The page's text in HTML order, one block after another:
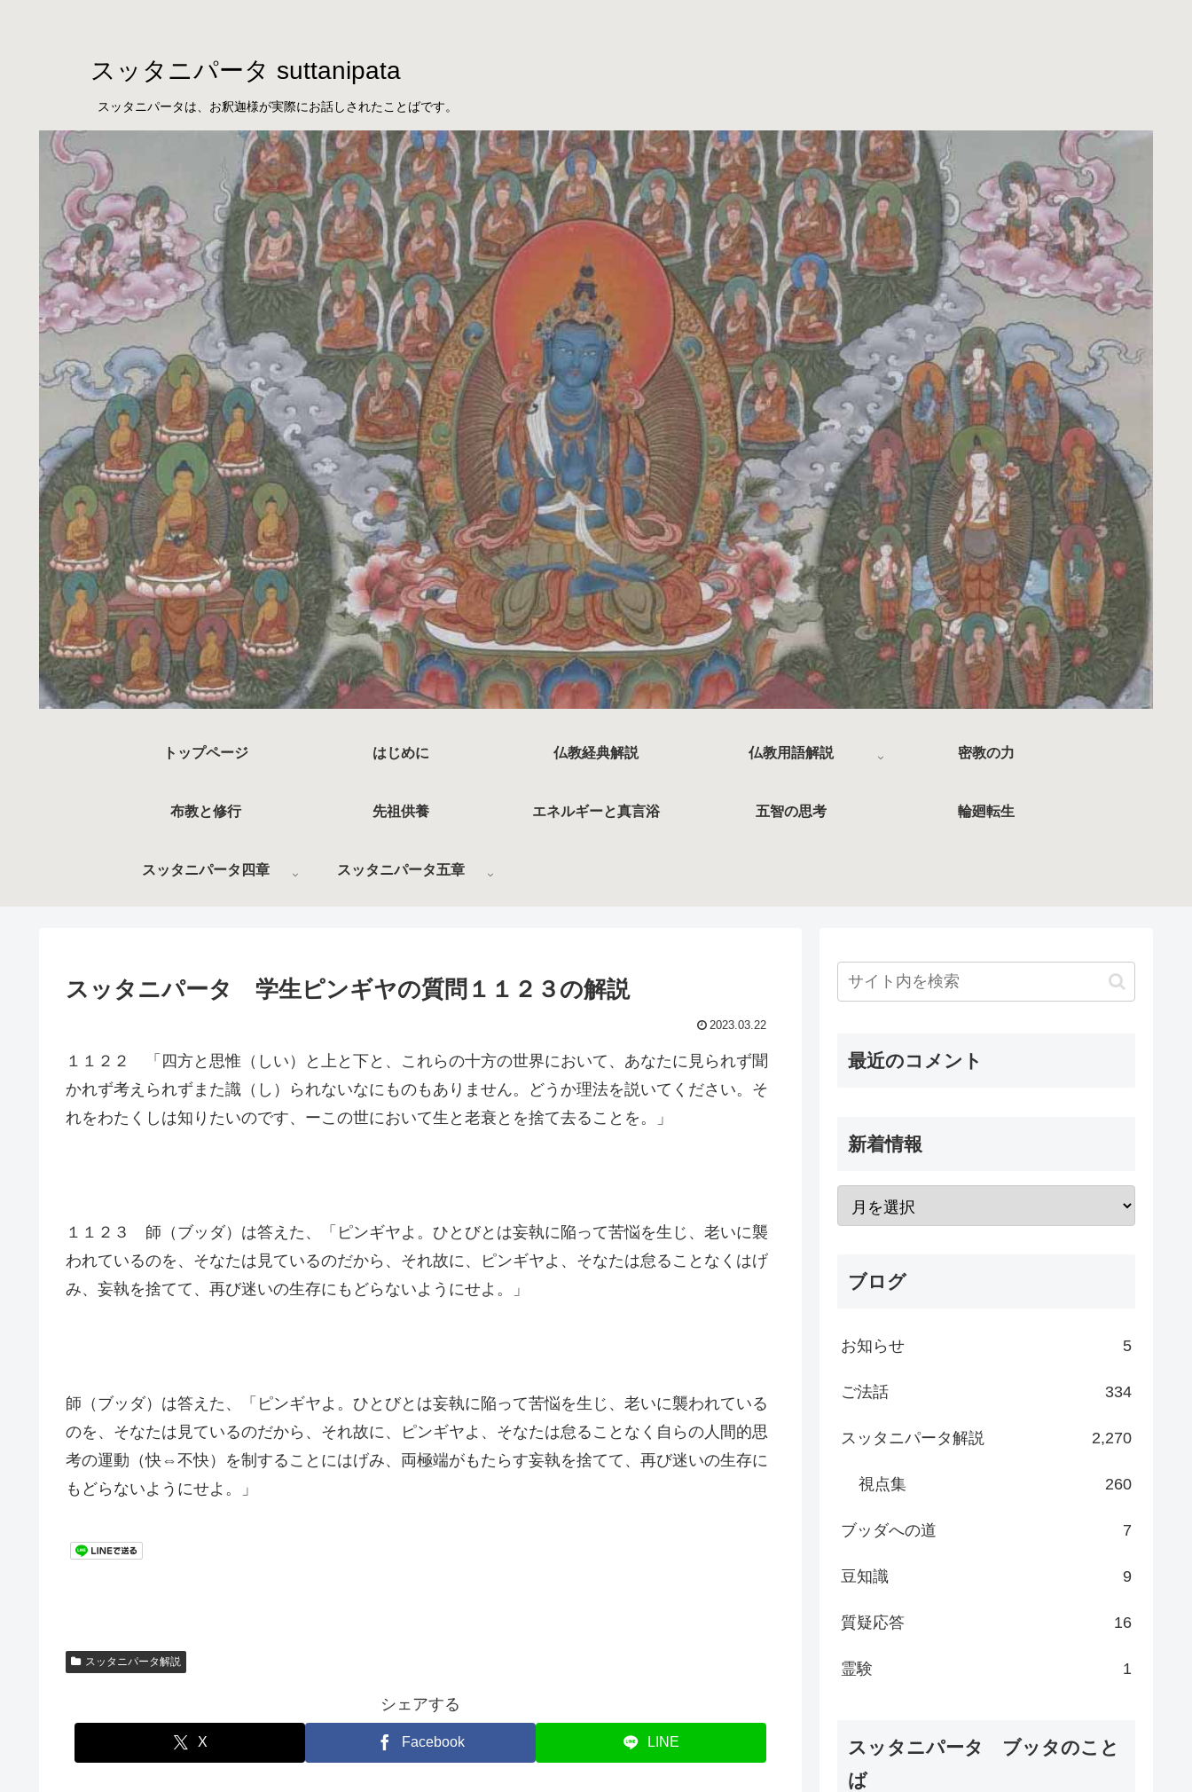
スッタニパータは、お釈迦様が実際にお話しされたことばです。
スッタニパータ suttanipata
トップページ はじめに 仏教経典解説 仏教用語解説 密教の力
布教と修行 先祖供養 エネルギーと真言浴 五智の思考 輪廻転生
スッタニパータ四章 スッタニパータ五章
スッタニパータ 学生ピンギヤの質問１１２３の解説
2023.03.22
１１２２ 「四方と思惟（しい）と上と下と、これらの十方の世界において、あなたに見られず聞
かれず考えられずまた識（し）られないなにものもありません。どうか理法を説いてください。そ
れをわたくしは知りたいのです、ーこの世において生と老衰とを捨て去ることを。」
１１２３ 師（ブッダ）は答えた、「ピンギヤよ。ひとびとは妄執に陥って苦悩を生じ、老いに襲
われているのを、そなたは見ているのだから、それ故に、ピンギヤよ、そなたは怠ることなくはげ
み、妄執を捨てて、再び迷いの生存にもどらないようにせよ。」
師（ブッダ）は答えた、「ピンギヤよ。ひとびとは妄執に陥って苦悩を生じ、老いに襲われている
のを、そなたは見ているのだから、それ故に、ピンギヤよ、そなたは怠ることなく自らの人間的思
考の運動（快⇔不快）を制することにはげみ、両極端がもたらす妄執を捨てて、再び迷いの生存に
もどらないようにせよ。」
スッタニパータ解説
シェアする
X Facebook LINE
最近のコメント
新着情報
ブログ
お知らせ 5
ご法話 334
スッタニパータ解説 2,270
視点集 260
ブッダへの道 7
豆知識 9
質疑応答 16
霊験 1
スッタニパータ ブッタのこと
ば